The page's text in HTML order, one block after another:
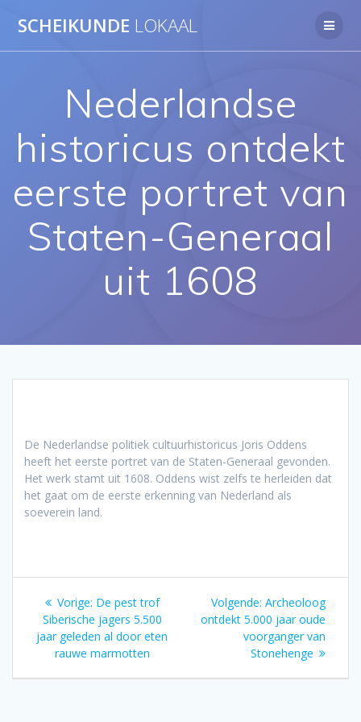
naar
SCHEIKUNDE LOKAAL
Nederlandse
historicus ontdekt
eerste portret van
Staten-Generaal
uit 1608
De Nederlandse politiek cultuurhistoricus Joris Oddens
heeft het eerste portret van de Staten-Generaal gevonden.
Het werk stamt uit 1608. Oddens wist zelfs te herleiden dat
het gaat om de eerste erkenning van Nederland als
soeverein land.
Bericht
navigatie
Vorige: Vorig
bericht:
De pest trof
Siberische jagers 5.500
jaar geleden al door eten
rauwe marmotten
Volgende: Volgend
bericht:
Archeoloog
ontdekt 5.000 jaar oude
voorganger van
Stonehenge